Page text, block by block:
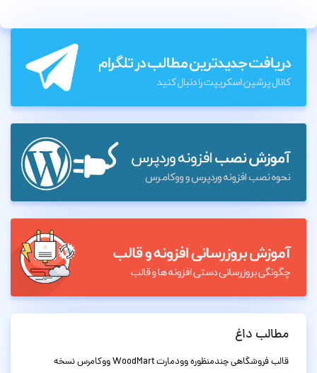
مطالب داغ
قالب فروشگاهی چندمنظوره وودمارت WoodMart ووکامرس نسخه